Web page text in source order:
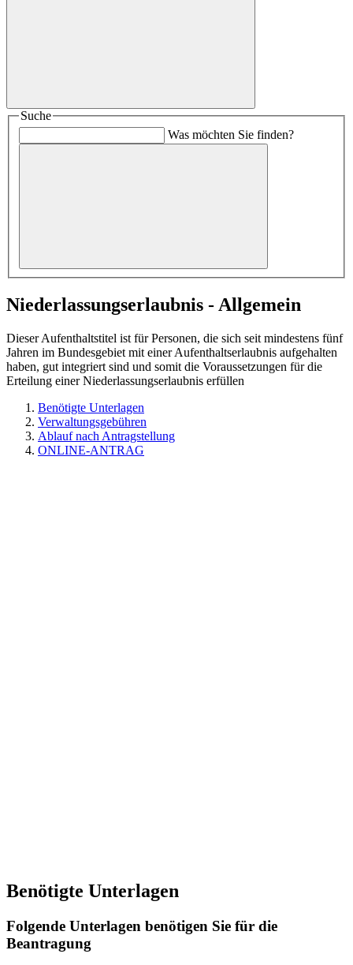
Suche
Was möchten Sie finden?
Niederlassungserlaubnis - Allgemein
Dieser Aufenthaltstitel ist für Personen, die sich seit mindestens fünf
Jahren im Bundesgebiet mit einer Aufenthaltserlaubnis aufgehalten
haben, gut integriert sind und somit die Voraussetzungen für die
Erteilung einer Niederlassungserlaubnis erfüllen
Benötigte Unterlagen
Verwaltungsgebühren
Ablauf nach Antragstellung
ONLINE-ANTRAG
Benötigte Unterlagen
Folgende Unterlagen benötigen Sie für die
Beantragung